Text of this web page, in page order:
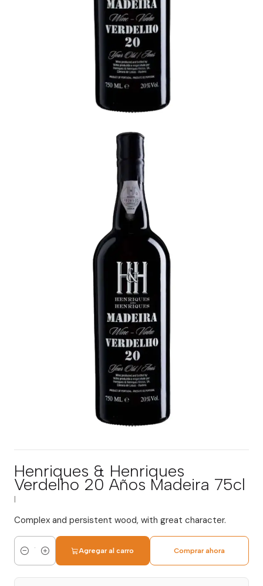
Henriques & Henriques
Verdelho 20 Años Madeira 75cl
Complex and persistent wood, with great character.
Cantidad
Agregar al carro Comprar ahora